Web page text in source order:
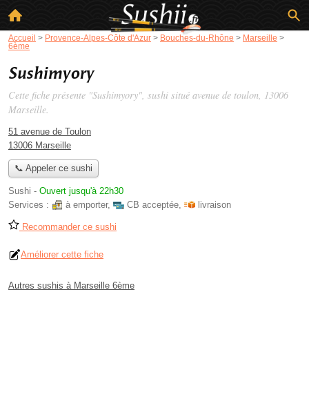
Accueil > Provence-Alpes-Côte d'Azur > Bouches-du-Rhône > Marseille >
6ème
Sushimyory
Cette fiche présente "Sushimyory", sushi situé avenue de toulon, 13006
Marseille.
51 avenue de Toulon
13006 Marseille
📞 Appeler ce sushi
Sushi - Ouvert jusqu'à 22h30
Services :
à emporter, CB acceptée, livraison
Recommander ce sushi
Améliorer cette fiche
Autres sushis à Marseille 6ème